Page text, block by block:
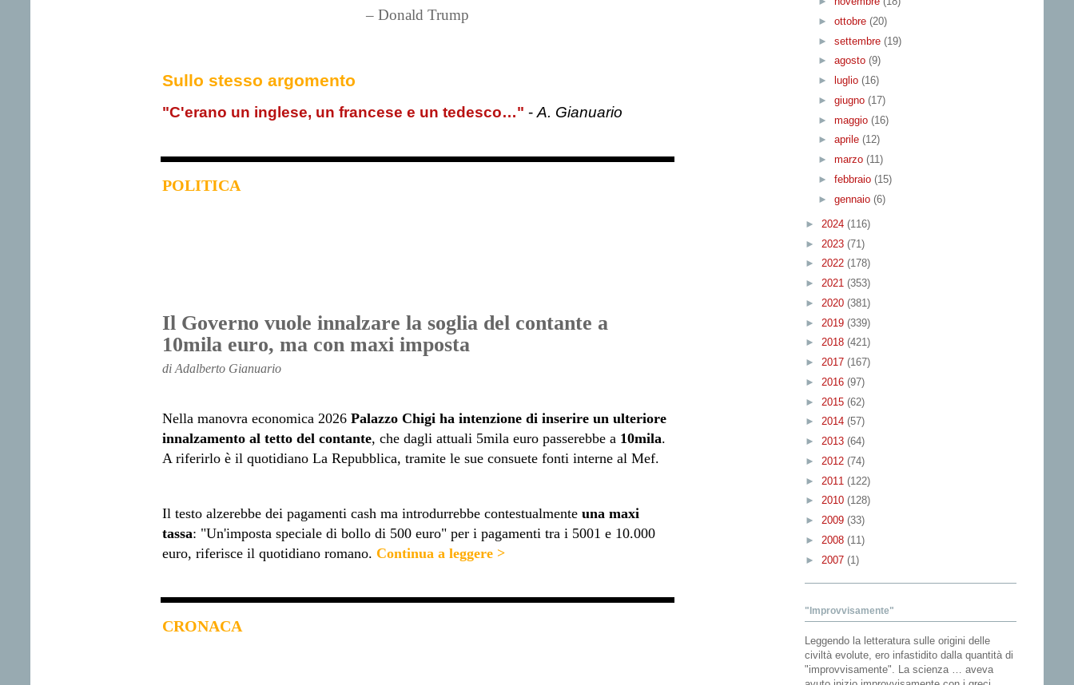
– Donald Trump
Sullo stesso argomento
"C'erano un inglese, un francese e un tedesco…" -A. Gianuario
POLITICA
Il Governo vuole innalzare la soglia del contante a
10mila euro, ma con maxi imposta
di Adalberto Gianuario
Nella manovra economica 2026 Palazzo Chigi ha intenzione di inserire un ulteriore
innalzamento al tetto del contante, che dagli attuali 5mila euro passerebbe a 10mila.
A riferirlo è il quotidiano La Repubblica, tramite le sue consuete fonti interne al Mef.
Il testo alzerebbe dei pagamenti cash ma introdurrebbe contestualmente una maxi
tassa: "Un'imposta speciale di bollo di 500 euro" per i pagamenti tra i 5001 e 10.000
euro, riferisce il quotidiano romano. Continua a leggere >
CRONACA
► ottobre (20)
► settembre (19)
► agosto (9)
►
luglio (16)
► giugno (17)
► maggio (16)
► aprile (12)
► marzo (11)
► febbraio (15)
► gennaio (6)
► 2024 (116)
► 2023 (71)
► 2022 (178)
► 2021 (353)
► 2020 (381)
► 2019 (339)
► 2018 (421)
► 2017 (167)
► 2016 (97)
► 2015 (62)
► 2014 (57)
► 2013 (64)
► 2012 (74)
► 2011 (122)
► 2010 (128)
► 2009 (33)
► 2008 (11)
► 2007 (1)
"Improvvisamente"
Leggendo la letteratura sulle origini delle
civiltà evolute, ero infastidito dalla quantità di
"improvvisamente". La scienza … aveva